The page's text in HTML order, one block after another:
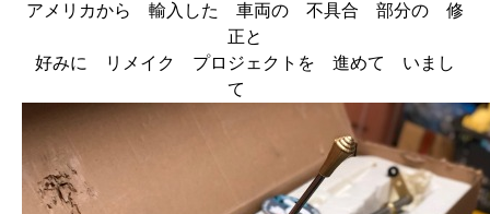
アメリカから 輸入した 車両の 不具合 部分の 修
正と
好みに リメイク プロジェクトを 進めて いまし
て